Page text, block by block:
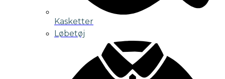
Kasketter
Løbetøj